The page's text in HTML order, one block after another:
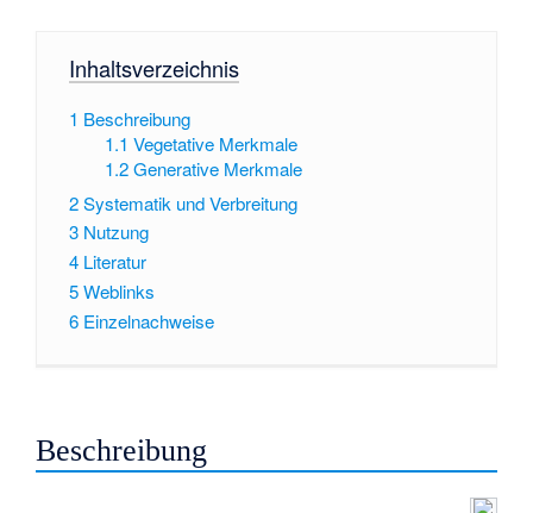
Inhaltsverzeichnis
1 Beschreibung
1.1 Vegetative Merkmale
1.2 Generative Merkmale
2Systematik und Verbreitung
3 Nutzung
4 Literatur
5Weblinks
6 Einzelnachweise
Beschreibung